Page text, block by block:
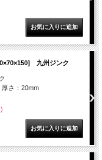
九州ジンク
厚さ：20mm